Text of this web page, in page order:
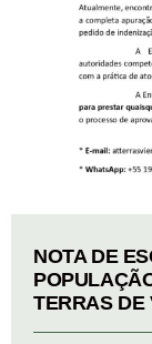
NOTA DE
TERRAS DE